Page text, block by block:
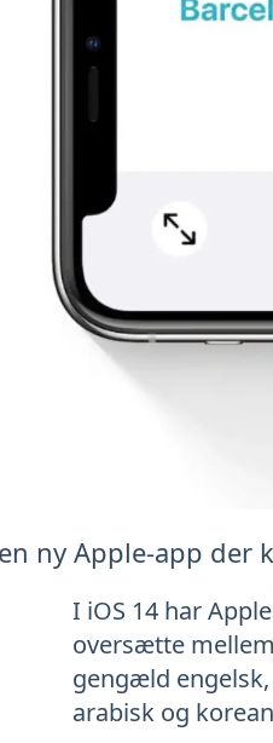
ny Apple-app
I iOS 14 har
oversætte
gengæld
arabisk og